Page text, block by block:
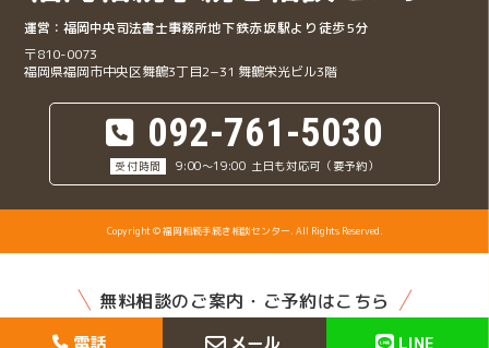
福岡中央司法書士事務所地下鉄赤坂駅より徒歩5分
〒810-0073
福岡県福岡市中央区舞鶴3丁目2−31 舞鶴栄光ビル3階
092-761-5030
9:00～19:00 土日も対応可（要予約）
Copyright © 福岡相続手続き相談センター. All Rights Reserved.
無料相談のご案内・ご予約はこちら
電話 メール LINE